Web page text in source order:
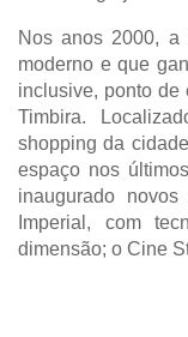
Nos anos 2000, a
moderno e que
inclusive, ponto de
Timbira.
shopping da
espaço nos
inaugurado
Imperial, com
dimensão; o Cine